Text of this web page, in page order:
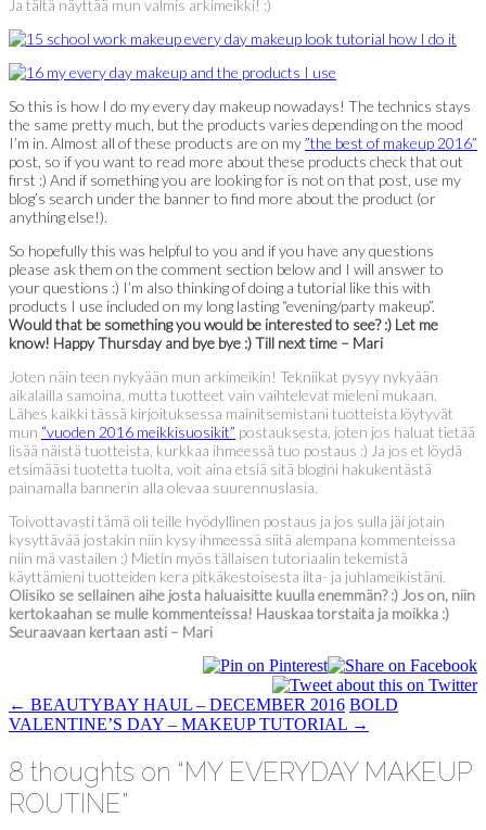
Ja tältä näyttää mun valmis arkimeikki! :)
So this is how I do my every day makeup nowadays! The technics stays
the same pretty much, but the products varies depending on the mood
I’m in. Almost all of these products are on my”the best of makeup 2016”
post, so if you want to read more about these products check that out
first :) And if something you are looking for is not on that post, use my
blog’s search under the banner to find more about the product (or
anything else!).
So hopefully this was helpful to you and if you have any questions
please ask them on the comment section below and I will answer to
your questions :) I’m also thinking of doing a tutorial like this with
products I use included on my long lasting “evening/party makeup”.
Would that be something you would be interested to see? :) Let me
know! Happy Thursday and bye bye :) Till next time – Mari
Joten näin teen nykyään mun arkimeikin! Tekniikat pysyy nykyään
aikalailla samoina, mutta tuotteet vain vaihtelevat mieleni mukaan.
Lähes kaikki tässä kirjoituksessa mainitsemistani tuotteista löytyvät
mun ”vuoden 2016 meikkisuosikit” postauksesta, joten jos haluat tietää
lisää näistä tuotteista, kurkkaa ihmeessä tuo postaus :) Ja jos et löydä
etsimääsi tuotetta tuolta, voit aina etsiä sitä blogini hakukentästä
painamalla bannerin alla olevaa suurennuslasia.
Toivottavasti tämä oli teille hyödyllinen postaus ja jos sulla jäi jotain
kysyttävää jostakin niin kysy ihmeessä siitä alempana kommenteissa
niin mä vastailen :) Mietin myös tällaisen tutoriaalin tekemistä
käyttämieni tuotteiden kera pitkäkestoisesta ilta- ja juhlameikistäni.
Olisiko se sellainen aihe josta haluaisitte kuulla enemmän? :) Jos on, niin
kertokaahan se mulle kommenteissa! Hauskaa torstaita ja moikka :)
Seuraavaan kertaan asti – Mari
POST
NAVIGATION
← BEAUTYBAY HAUL – DECEMBER 2016 BOLD
VALENTINE’S DAY – MAKEUP TUTORIAL →
8 thoughts on “MY EVERYDAY MAKEUP
ROUTINE”